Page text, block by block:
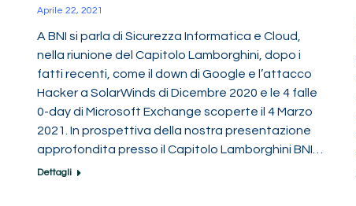
Aprile 22, 2021
A BNI si parla di Sicurezza Informatica e Cloud,
nella riunione del Capitolo Lamborghini, dopo i
fatti recenti, come il down di Google e l’attacco
Hacker a SolarWinds di Dicembre 2020 e le 4 falle
0-day di Microsoft Exchange scoperte il 4 Marzo
2021. In prospettiva della nostra presentazione
approfondita presso il Capitolo Lamborghini BNI…
Dettagli